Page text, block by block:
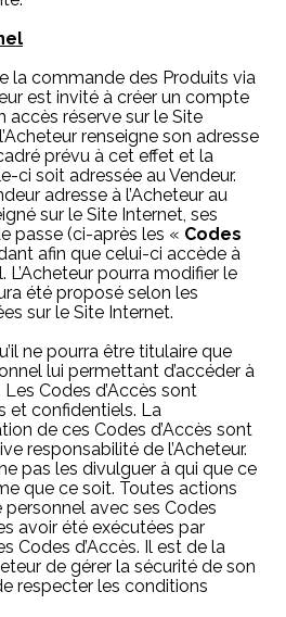
la commande des Produits via
est invité à créer un compte
accès réserve sur le Site
renseigne son adresse
prévu à cet effet et la
ci soit adressée au Vendeur.
adresse à l’Acheteur au
sur le Site Internet, ses
passe (ci-après les « Codes
afin que celui-ci accède à
pourra modifier le
été proposé selon les
sur le Site Internet.
ne pourra être titulaire que
lui permettant d’accéder à
Codes d’Accès sont
et confidentiels. La
de ces Codes d’Accès sont
responsabilité de l’Acheteur.
ne pas les divulguer à qui que ce
que ce soit. Toutes actions
personnel avec ses Codes
avoir été exécutées par
Codes d’Accès. Il est de la
de gérer la sécurité de son
respecter les conditions